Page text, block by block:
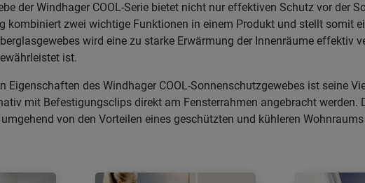
der Windhager COOL-Serie bietet nicht nur effektiven Schutz vor der
kombiniert zwei wichtige Funktionen in einem Produkt und stellt somit
wird eine zu starke Erwärmung der Innenräume effektiv
ist.
Eigenschaften des Windhager COOL-Sonnenschutzgewebes ist seine
mit Befestigungsclips direkt am Fensterrahmen angebracht
von den Vorteilen eines geschützten und kühleren